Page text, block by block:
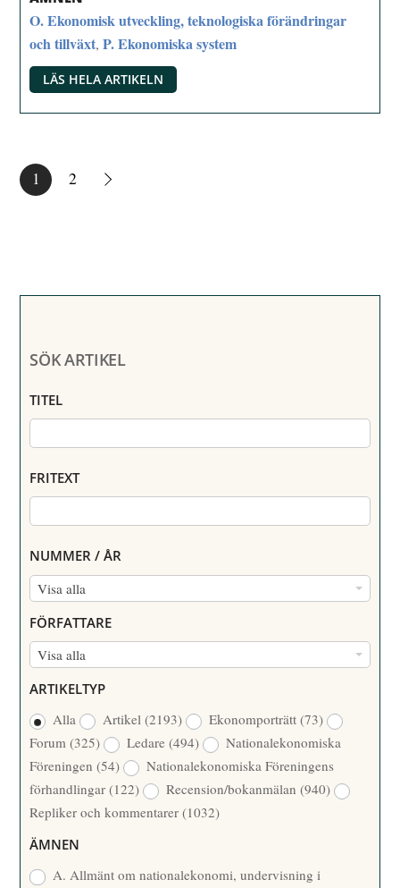
O. Ekonomisk utveckling, teknologiska förändringar
och tillväxt,P. Ekonomiska system
LÄS HELA ARTIKELN
1 2
SÖK ARTIKEL
TITEL
FRITEXT
NUMMER / ÅR
Visa alla
N
M
M
/
Å
R
FÖRFATTARE
Visa alla
R
F
A
T
T
A
R
ARTIKELTYP
Alla
Artikel(2193) Ekonomporträtt(73)
Forum(325) Ledare(494)
Nationalekonomiska
Föreningen(54)
Nationalekonomiska Föreningens
förhandlingar(122) Recension/bokanmälan(940)
Repliker och kommentarer(1032)
ÄMNEN
A. Allmänt om nationalekonomi, undervisning i